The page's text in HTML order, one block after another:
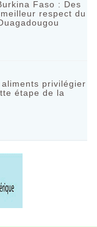
Faso : Des
respect du
privilégier
étape de la